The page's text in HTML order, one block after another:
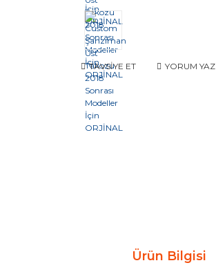
TAVSİYE ET YORUM YAZ
Ürün Bilgisi